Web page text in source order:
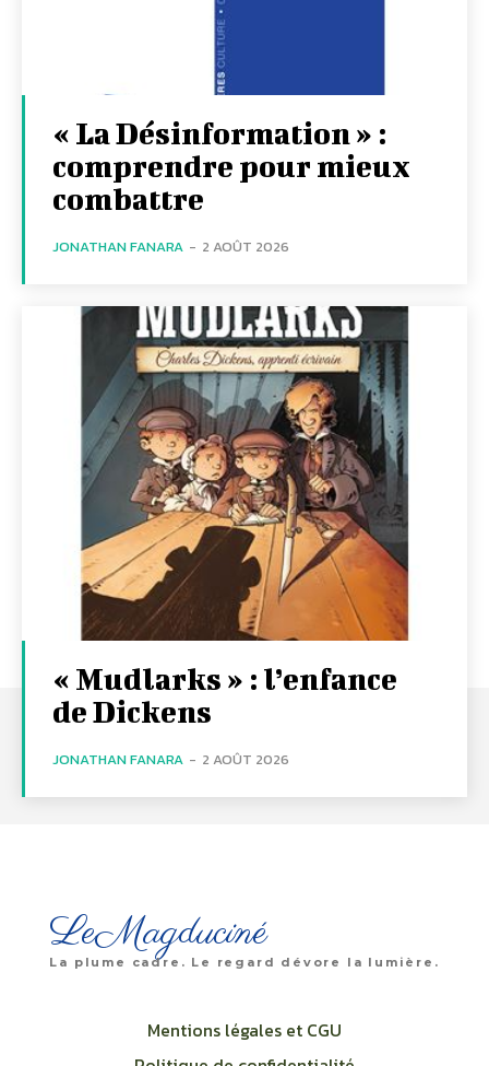
« La Désinformation » :
comprendre pour mieux
combattre
JONATHAN FANARA - 2 AOÛT 2026
« Mudlarks » : l’enfance
de Dickens
JONATHAN FANARA - 2 AOÛT 2026
LeMagduciné
La plume cadre. Le regard dévore la lumière.
Mentions légales et CGU